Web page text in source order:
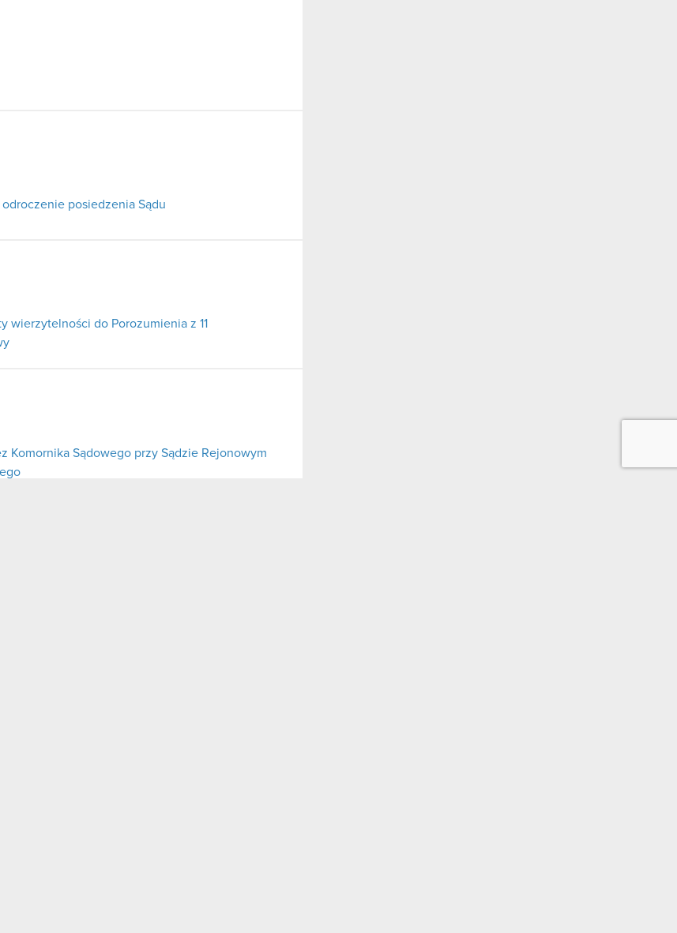
posiedzenia Sądu
wierzytelności do Porozumienia z 11
Komornika Sądowego przy Sądzie Rejonowym